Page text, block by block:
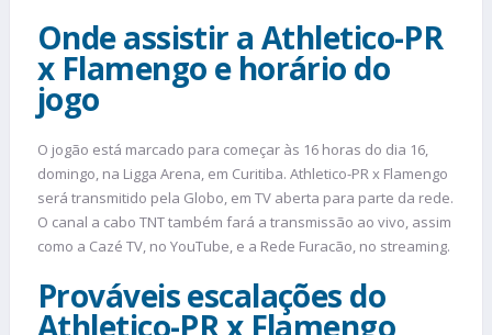
Onde assistir a Athletico-PR
x Flamengo e horário do
jogo
O jogão está marcado para começar às 16 horas do dia 16,
domingo, na Ligga Arena, em Curitiba. Athletico-PR x Flamengo
será transmitido pela Globo, em TV aberta para parte da rede.
O canal a cabo TNT também fará a transmissão ao vivo, assim
como a Cazé TV, no YouTube, e a Rede Furacão, no streaming.
Prováveis escalações do
Athletico-PR x Flamengo